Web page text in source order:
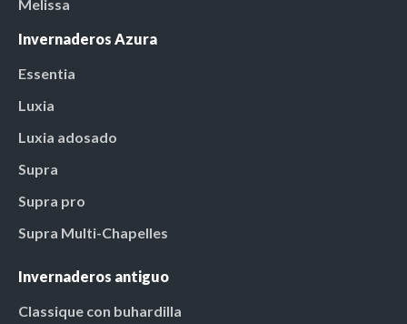
Melissa
Invernaderos Azura
Essentia
Luxia
Luxia adosado
Supra
Supra pro
Supra Multi-Chapelles
Invernaderos antiguo
Classique con buhardilla